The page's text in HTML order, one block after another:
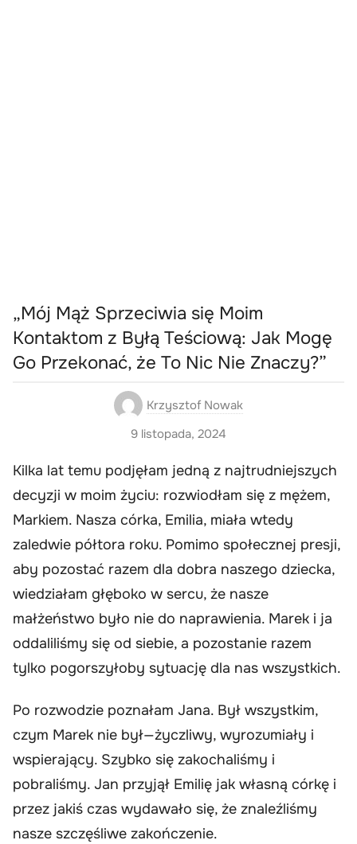
„Mój Mąż Sprzeciwia się Moim
Kontaktom z Byłą Teściową: Jak Mogę
Go Przekonać, że To Nic Nie Znaczy?”
Krzysztof Nowak
9 listopada, 2024
Kilka lat temu podjęłam jedną z najtrudniejszych
decyzji w moim życiu: rozwiodłam się z mężem,
Markiem. Nasza córka, Emilia, miała wtedy
zaledwie półtora roku. Pomimo społecznej presji,
aby pozostać razem dla dobra naszego dziecka,
wiedziałam głęboko w sercu, że nasze
małżeństwo było nie do naprawienia. Marek i ja
oddaliliśmy się od siebie, a pozostanie razem
tylko pogorszyłoby sytuację dla nas wszystkich.
Po rozwodzie poznałam Jana. Był wszystkim,
czym Marek nie był—życzliwy, wyrozumiały i
wspierający. Szybko się zakochaliśmy i
pobraliśmy. Jan przyjął Emilię jak własną córkę i
przez jakiś czas wydawało się, że znaleźliśmy
nasze szczęśliwe zakończenie.